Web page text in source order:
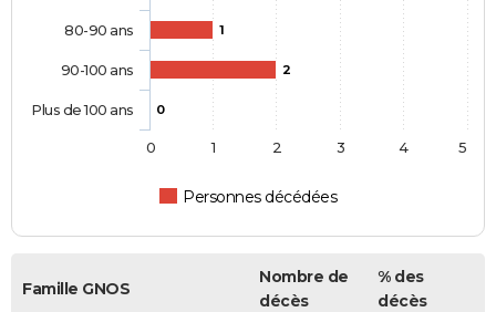
1
2
0
Personnes décédées
80-90 ans
90-100 ans
Plus de 100 ans
0 1 2 3 4 5
Famille GNOS
Nombre de
décès
% des
décès